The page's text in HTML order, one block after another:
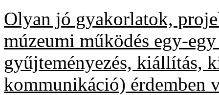
Olyan jó gyakorlatok,
múzeumi működés egy-
gyűjteményezés, kiállítás,
kommunikáció) érdemben